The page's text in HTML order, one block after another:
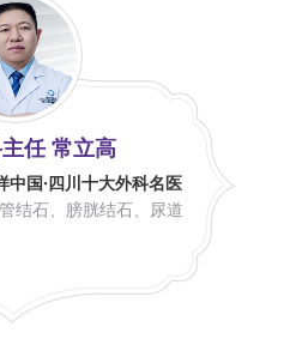
任 常立高
国·四川十大外科名医
结石、膀胱结石、尿道